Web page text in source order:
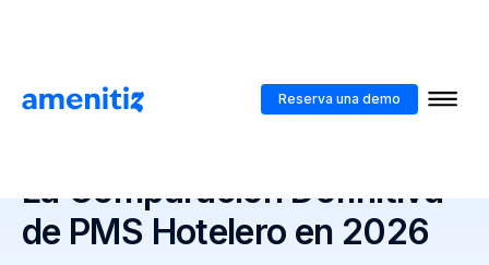
Reserva una demo
Hotelero en 2026
La Comparación Definitiva
de PMS Hotelero en 2026